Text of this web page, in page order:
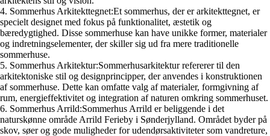
4. Sommerhus Arkitekttegnet:Et sommerhus, der er arkitekttegnet, er
specielt designet med fokus på funktionalitet, æstetik og
bæredygtighed. Disse sommerhuse kan have unikke former, materialer
og indretningselementer, der skiller sig ud fra mere traditionelle
sommerhuse.
5. Sommerhus Arkitektur:Sommerhusarkitektur refererer til den
arkitektoniske stil og designprincipper, der anvendes i konstruktionen
af sommerhuse. Dette kan omfatte valg af materialer, formgivning af
rum, energieffektivitet og integration af naturen omkring sommerhuset.
6. Sommerhus Arrild:Sommerhus Arrild er beliggende i det
naturskønne område Arrild Ferieby i Sønderjylland. Området byder på
skov, søer og gode muligheder for udendørsaktiviteter som vandreture,